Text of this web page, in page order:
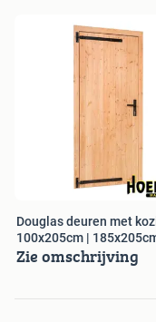
Bekijk ook onze
of bezoek onze
Douglas deuren met
100x205cm |
Zie omschrijving